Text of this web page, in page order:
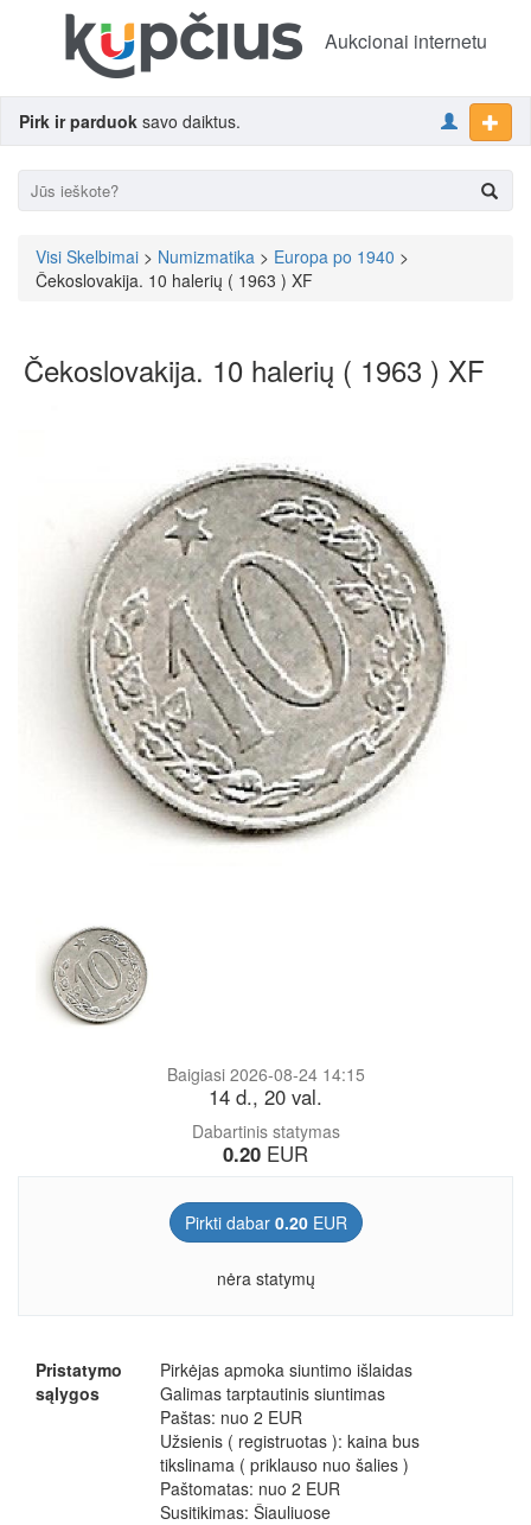
Aukcionai internetu
Pirk ir parduok savo daiktus.
Visi Skelbimai > Numizmatika > Europa po 1940 >
Čekoslovakija. 10 halerių ( 1963 ) XF
Čekoslovakija. 10 halerių ( 1963 ) XF
Dabartinis statymas
0.20 EUR
Baigiasi 2026-08-24 14:15
14 d., 20 val.
Pirkti dabar 0.20EUR
nėra statymų
Pristatymo
sąlygos
Pirkėjas apmoka siuntimo išlaidas
Galimas tarptautinis siuntimas
Paštas: nuo 2 EUR
Užsienis ( registruotas ): kaina bus
tikslinama ( priklauso nuo šalies )
Paštomatas: nuo 2 EUR
Susitikimas: Šiauliuose